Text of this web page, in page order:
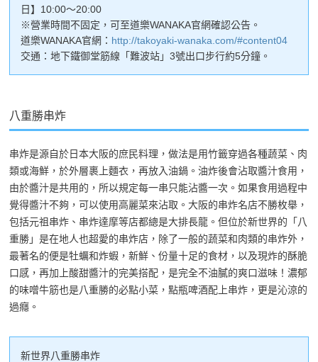
日】10:00～20:00
※營業時間不固定，可至道樂WANAKA官網確認公告。
道樂WANAKA官網： http://takoyaki-wanaka.com/#content04
交通：地下鐵御堂筋線「難波站」3號出口步行約5分鐘。
八重勝串炸
串炸是源自於日本大阪的庶民料理，做法是用竹籤穿過各種蔬菜、肉
類或海鮮，於外層裹上麵衣，再放入油鍋。油炸後會沾取醬汁食用，
由於醬汁是共用的，所以規定每一串只能沾醬一次。如果食用過程中
覺得醬汁不夠，可以使用高麗菜來沾取。大阪的串炸名店不勝枚舉，
包括元祖串炸、串炸達摩等店都總是大排長龍。但位於新世界的「八
重勝」是在地人也超愛的串炸店，除了一般的蔬菜和肉類的串炸外，
最著名的便是牡蠣和炸蝦，新鮮、份量十足的食材，以及現炸的酥脆
口感，再加上酸甜醬汁的完美搭配，是完全不油膩的爽口滋味！濃郁
的味噌牛筋也是八重勝的必點小菜，點瓶啤酒配上串炸，更是沁涼的
過癮。
新世界八重勝串炸